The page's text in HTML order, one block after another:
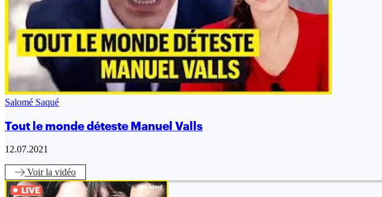
Salomé Saqué
Tout le monde déteste Manuel Valls
12.07.2021
Voirla vidéo